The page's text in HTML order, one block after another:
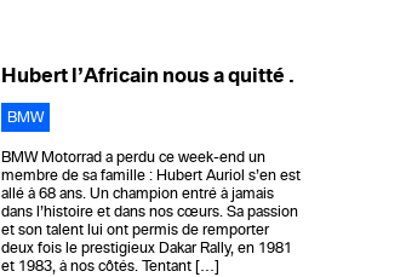
Hubert l’Africain nous a quitté .
BMW
BMW Motorrad a perdu ce week-end un
membre de sa famille : Hubert Auriol s’en est
allé à 68 ans. Un champion entré à jamais
dans l’histoire et dans nos cœurs. Sa passion
et son talent lui ont permis de remporter
deux fois le prestigieux Dakar Rally, en 1981
et 1983, à nos côtés. Tentant […]